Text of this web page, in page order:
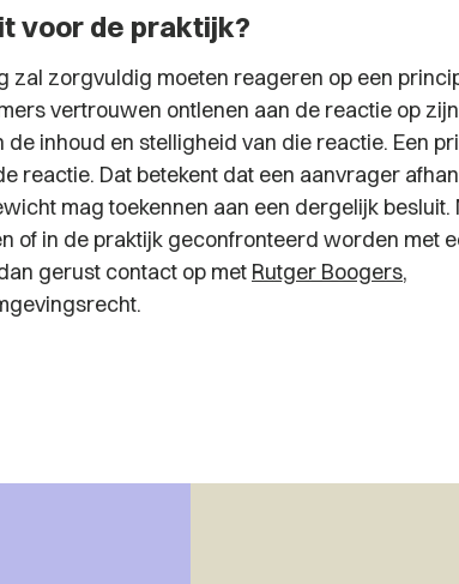
voor de praktijk?
zal zorgvuldig moeten reageren op een
vertrouwen ontlenen aan de reactie op
de inhoud en stelligheid van die reactie. Een
reactie. Dat betekent dat een aanvrager
mag toekennen aan een dergelijk besluit.
of in de praktijk geconfronteerd worden met
gerust contact op met Rutger Boogers,